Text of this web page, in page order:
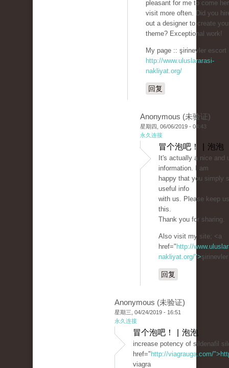
pleasant for me to come
visit more often. Did you
out a designer to create
theme? Exceptional work!
My page :: şirinevler escort
http://www.uluslararasi-
nakliyat.org/
回复
Anonymous (未验证)
星期四, 06/06/2019 - 04:43
永久连接
冒个泡吧！ | 泡泡
It's actually a nice and
information. I am
happy that you simply
useful info
with us. Please keep
this.
Thank you for sharing.
Also visit my site; <a
href=" http://
nakliyat.org/">
回复
Anonymous (未验证)
星期三, 04/24/2019 - 16:51
永久连接
冒个泡吧！ | 泡泡
increase potency of sildenafil
href=" http://viagrauga.com/
viagra